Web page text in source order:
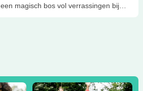
een magisch bos vol verrassingen bij